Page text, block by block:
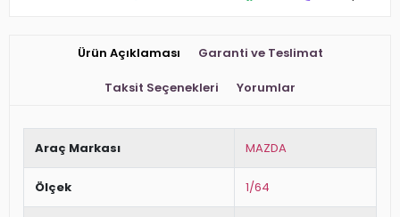
Ürün Açıklaması Garanti ve Teslimat
Taksit Seçenekleri Yorumlar
Araç Markası MAZDA
Ölçek 1/64